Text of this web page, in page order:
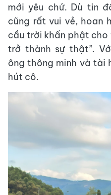
mới yêu chứ. Dù tin
cũng rất vui vẻ, hoan
cầu trời khấn phật
trở thành sự thật”.
ông thông minh và tài
hút cô.